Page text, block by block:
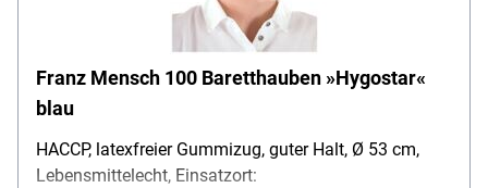
Franz Mensch 100 Baretthauben »Hygostar«
blau
HACCP, latexfreier Gummizug, guter Halt, Ø 53 cm,
Lebensmittelecht, Einsatzort: